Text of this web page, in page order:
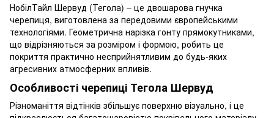
НобілТайл Шервуд (Тегола) – це двошарова гнучка
черепиця, виготовлена ​​за передовими європейськими
технологіями. Геометрична нарізка гонту прямокутниками,
що відрізняються за розміром і формою, робить це
покриття практично несприйнятливим до будь-яких
агресивних атмосферних впливів.
Особливості черепиці Тегола Шервуд
Різноманіття відтінків збільшує поверхню візуально, і це